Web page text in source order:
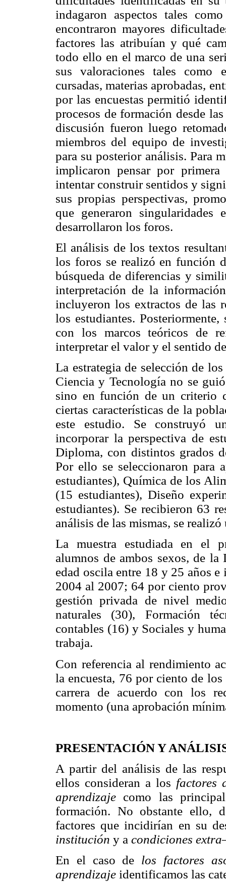
indagaron aspectos tales
encontraron mayores
factores las atribuían y qué
todo ello en el marco de una
sus valoraciones tales como
cursadas, materias aprobadas,
por las encuestas permitió
procesos de formación desde
discusión fueron luego
miembros del equipo de
para su posterior análisis. Para
implicaron pensar por
intentar construir sentidos y
sus propias perspectivas,
que generaron
desarrollaron los foros.
El análisis de los textos
los foros se realizó en función
búsqueda de diferencias y
interpretación de la
incluyeron los extractos de las
los estudiantes. Posteriormente,
con los marcos teóricos de
interpretar el valor y el sentido
La estrategia de selección de
Ciencia y Tecnología no se
sino en función de un criterio
ciertas características de la
este estudio. Se construyó
incorporar la perspectiva de
Diploma, con distintos grados
Por ello se seleccionaron para
estudiantes), Química de los
(15 estudiantes), Diseño
estudiantes). Se recibieron 63
análisis de las mismas, se
La muestra estudiada en el
alumnos de ambos sexos, de
edad oscila entre 18 y 25 años
2004 al 2007; 64 por ciento
gestión privada de nivel
naturales (30), Formación
contables (16) y Sociales y
trabaja.
Con referencia al rendimiento
la encuesta, 76 por ciento de
carrera de acuerdo con los
momento (una aprobación
PRESENTACIÓN Y
A partir del análisis de las
ellos consideran a los factores
aprendizaje como las
formación. No obstante ello,
factores que incidirían en su
institución y a condiciones
En el caso de los factores
aprendizaje identificamos las